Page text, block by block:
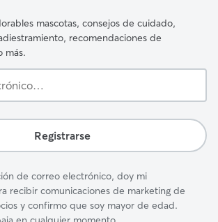
mascotas, consejos de cuidado,
recomendaciones de
más.
Registrarse
de correo electrónico, doy mi
recibir comunicaciones de marketing de
y confirmo que soy mayor de edad.